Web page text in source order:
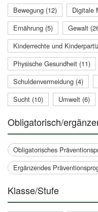
Bewegung (12) Digitale
Ernährung (5)
Gewalt
Kinderrechte und
Physische Gesundheit (11)
Schuldenvermeidung (4)
Sucht (10)
Umwelt (6)
Obligatorisch/
Obligatorisches
Ergänzendes
Klasse/Stufe